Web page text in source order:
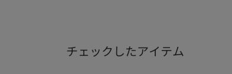
チェックしたアイテム